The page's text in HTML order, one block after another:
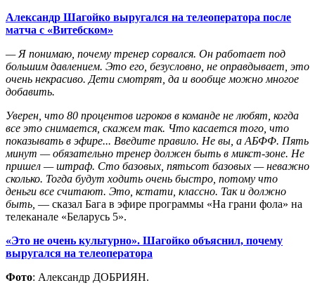
Александр Шагойко выругался на телеоператора после
матча с «Витебском»
— Я понимаю, почему тренер сорвался. Он работает под
большим давлением. Это его, безусловно, не оправдывает, это
очень некрасиво. Дети смотрят, да и вообще можно многое
добавить.
Уверен, что 80 процентов игроков в команде не любят, когда
все это снимается, скажем так. Что касается того, что
показывать в эфире... Введите правило. Не вы, а АБФФ. Пять
минут — обязательно тренер должен быть в микст-зоне. Не
пришел — штраф. Сто базовых, пятьсот базовых — неважно
сколько. Тогда будут ходить очень быстро, потому что
деньги все считают. Это, кстати, классно. Так и должно
быть, — сказал Бага в эфире программы «На грани фола» на
телеканале «Беларусь 5».
«Это не очень культурно». Шагойко объяснил, почему
выругался на телеоператора
Фото: Александр ДОБРИЯН.